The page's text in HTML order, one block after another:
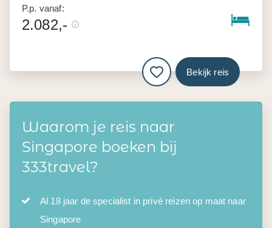
P.p. vanaf:
2.082,-
Bekijk reis
Waarom je reis naar
Singapore boeken bij
333travel?
Al 18 jaar de specialist in privé reizen op maat naar
Singapore